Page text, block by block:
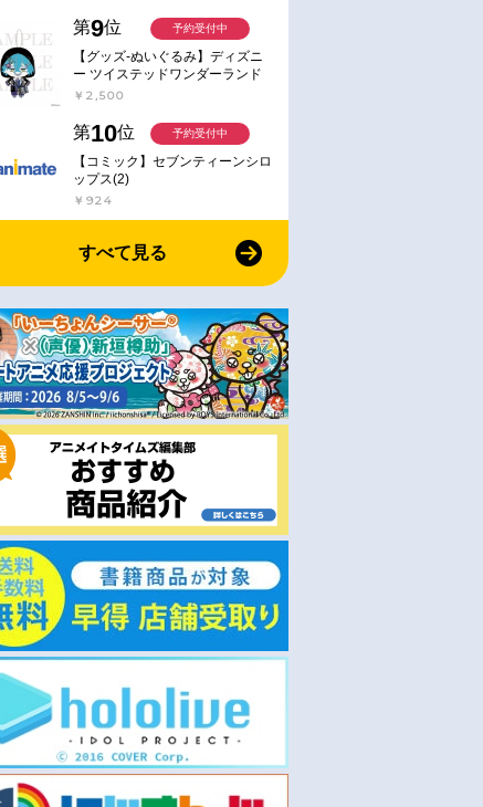
第9位
【グッズ-ぬいぐるみ】ディズニ
ー ツイステッドワンダーランド
ミニミニぬいぐるみ(クラブ・ウ
￥2,500
予約受付中
第10位
【コミック】セブンティーンシロ
ップス(2)
￥924
予約受付中
すべて見る